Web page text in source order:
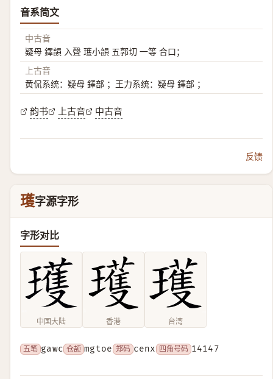
音系简文
中古音
疑母 鐸韻 入聲 瓁小韻 五郭切 一等 合口；
上古音
黄侃系统：疑母 鐸部 ；王力系统：疑母 鐸部 ；
韵书 上古音 中古音
反馈
瓁字源字形
字形对比
中国大陆 香港 台湾
五笔 gawc 仓颉 mgtoe 郑码 cenx 四角号码 14147